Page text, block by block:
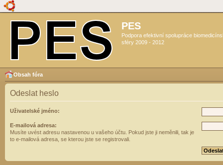
PES
Podpora efektivní spolupráce
sféry 2009 - 2012
Obsah fóra
Odeslat heslo
Uživatelské jméno:
E-mailová adresa:
Musíte uvést adresu nastavenou u vašeho účtu. Pokud jste ji neměnili, tak je
to e-mailová adresa, se kterou jste se registrovali.